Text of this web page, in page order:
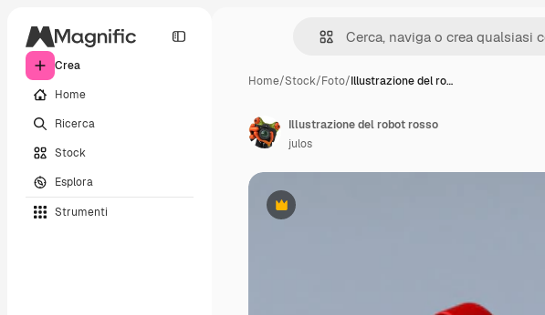
Crea
Home
Ricerca
Stock
Esplora
Strumenti
Home/Stock/Foto/Illustrazione del ro…
Premium
Illustrazione del robot rosso
julos